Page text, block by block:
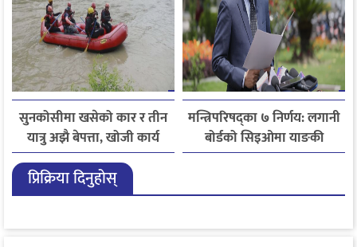
सुनकोसीमा खसेको कार र तीन
यात्रु अझै बेपत्ता, खोजी कार्य
जारी
मन्त्रिपरिषद्का ७ निर्णय: लगानी
बोर्डको सिइओमा याङकी
उक्याव नियुक्त
प्रिक्रिया दिनुहोस्